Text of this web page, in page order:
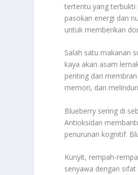
tertentu yang terbukti
pasokan energi dan
untuk memberikan
Salah satu makanan
kaya akan asam
penting dari
memori, dan
Blueberry sering di
Antioksidan
penurunan kognitif.
Kunyit, rempah-
senyawa dengan